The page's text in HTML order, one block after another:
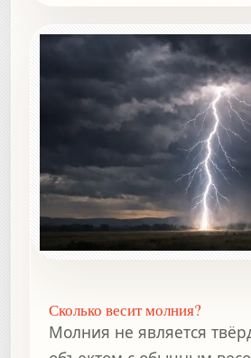
Сколько весит молния?
Молния не является